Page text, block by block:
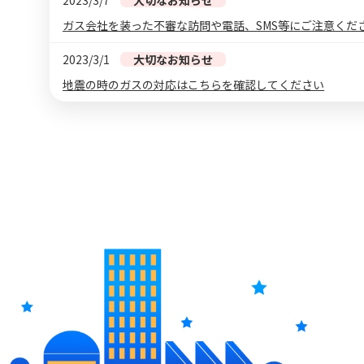
ガス会社を装った不審な訪問や電話、SMS等にご注意くだ
2023/3/1
大切なお知らせ
地震の時のガスの対応はこちらを確認してください